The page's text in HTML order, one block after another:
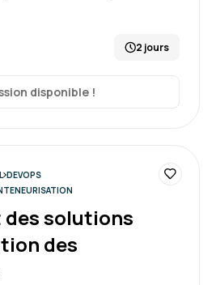
très concrête assez
comment les
Le 13/03/2026
comme toujours.
2 jours
disponible !
DEVOPS
des solutions
des